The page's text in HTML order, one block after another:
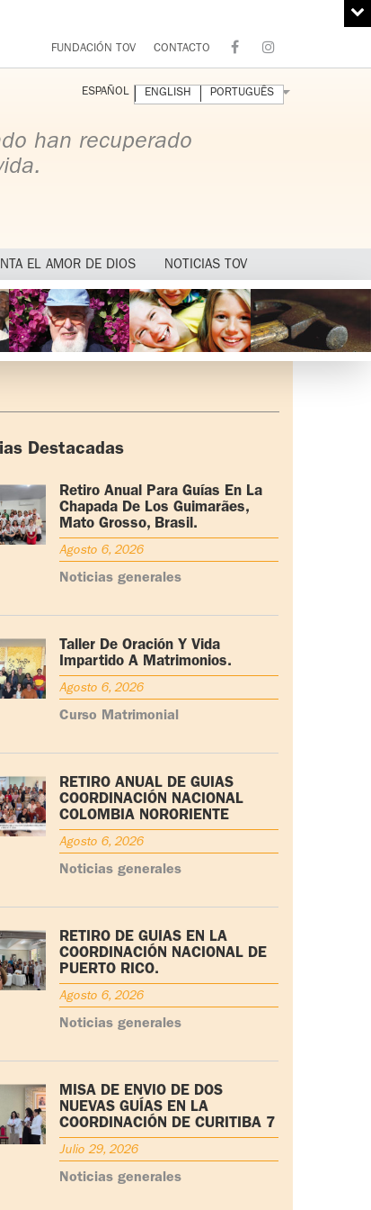
FUNDACIÓN TOV CONTACTO
han recuperado
EL AMOR DE DIOS NOTICIAS TOV
ESPAÑOL ENGLISH PORTUGUÊS
Destacadas
Retiro Anual Para Guías En La
Chapada De Los Guimarães,
Mato Grosso, Brasil.
Agosto 6, 2026
Noticias generales
Taller De Oración Y Vida
Impartido A Matrimonios.
Agosto 6, 2026
Curso Matrimonial
RETIRO ANUAL DE GUÍAS
COORDINACIÓN NACIONAL
COLOMBIA NORORIENTE
Agosto 6, 2026
Noticias generales
RETIRO DE GUÍAS EN LA
COORDINACIÓN NACIONAL DE
PUERTO RICO.
Agosto 6, 2026
Noticias generales
MISA DE ENVÍO DE DOS
NUEVAS GUÍAS EN LA
COORDINACIÓN DE CURITIBA 7
Julio 29, 2026
Noticias generales